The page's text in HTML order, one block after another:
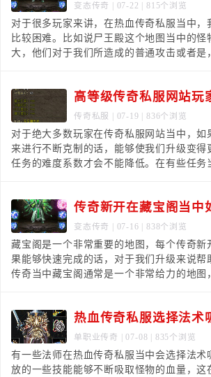
变态传奇 | 07-22 | 815个浏览
对于很多玩家来讲，在热血传奇私服当中，
比较困难。比如说尸王殿这个地图当中的怪
大，他们对于我们所造成的普通攻击或者是
传奇私服 | 07-19 | 836个浏览
对于绝大多数玩家在传奇私服网站当中，如
来进行不断克制的话，能够使我们升级变得
任务的难度系数才会不能降低。在有些任务
变态传奇 | 07-16 | 838个浏览
藏宝阁是一个非常重要的地图，每个传奇新
果能够快速完成的话，对于我们升级来说帮
传奇当中藏宝阁通常是一个非常给力的地图
单职业传奇 | 07-08 | 835个浏览
有一些法师在热血传奇私服当中会选择法术
放的一些技能能够不断吸取怪物的血量，这